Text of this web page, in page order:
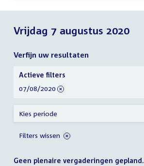
Vrijdag 7 augustus 2020
Verfijn uw resultaten
Geen plenaire vergaderingen gepland.
Verfijn
uw
resultaten
Actieve filters
verwijder
07/08/2020
Kies periode
Filters wissen